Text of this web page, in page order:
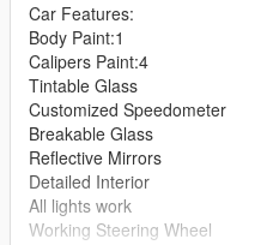
Car Features:
Body Paint:1
Calipers Paint:4
Tintable Glass
Customized Speedometer
Breakable Glass
Reflective Mirrors
Detailed Interior
All lights work
Working Steering Wheel